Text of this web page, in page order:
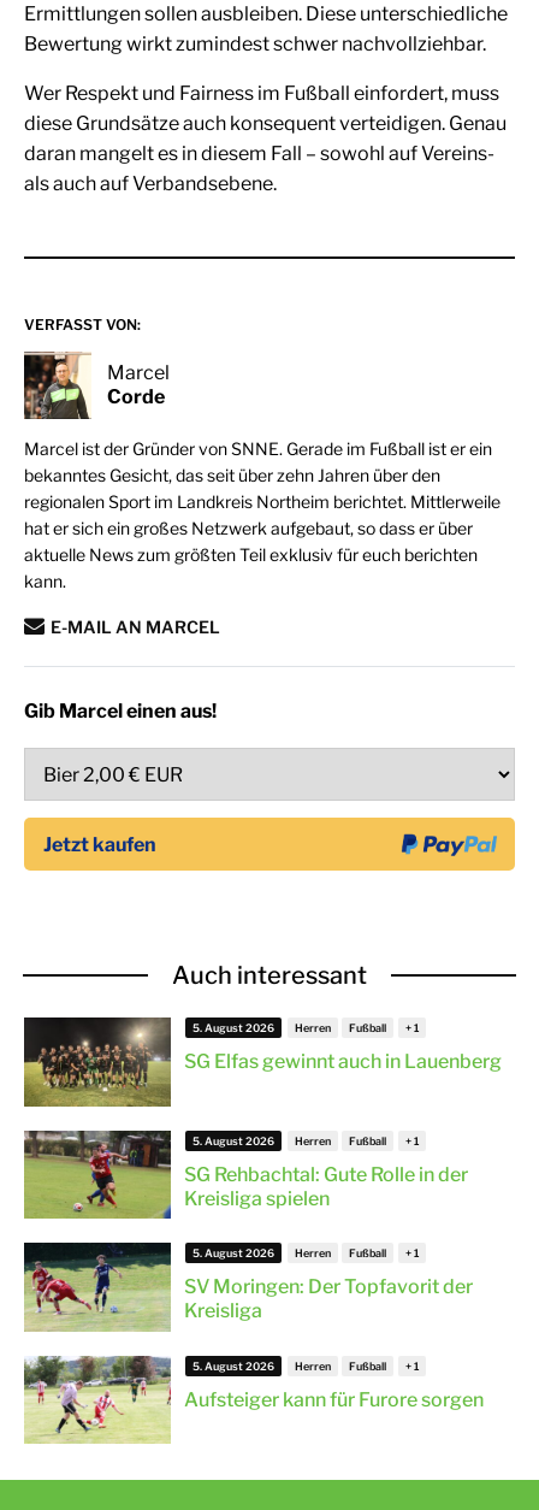
Ermittlungen sollen ausbleiben. Diese unterschiedliche
Bewertung wirkt zumindest schwer nachvollziehbar.
Wer Respekt und Fairness im Fußball einfordert, muss
diese Grundsätze auch konsequent verteidigen. Genau
daran mangelt es in diesem Fall – sowohl auf Vereins-
als auch auf Verbandsebene.
VERFASST VON:
Marcel
Corde
Marcel ist der Gründer von SNNE. Gerade im Fußball ist er ein
bekanntes Gesicht, das seit über zehn Jahren über den
regionalen Sport im Landkreis Northeim berichtet. Mittlerweile
hat er sich ein großes Netzwerk aufgebaut, so dass er über
aktuelle News zum größten Teil exklusiv für euch berichten
kann.
E-MAIL AN MARCEL
Gib Marcel einen aus!
Auch interessant
SG Elfas gewinnt auch in Lauenberg
5. August 2026 Herren Fußball
SG Rehbachtal: Gute Rolle in der
Kreisliga spielen
5. August 2026 Herren Fußball
SV Moringen: Der Topfavorit der
Kreisliga
5. August 2026 Herren Fußball
Aufsteiger kann für Furore sorgen
5. August 2026 Herren Fußball